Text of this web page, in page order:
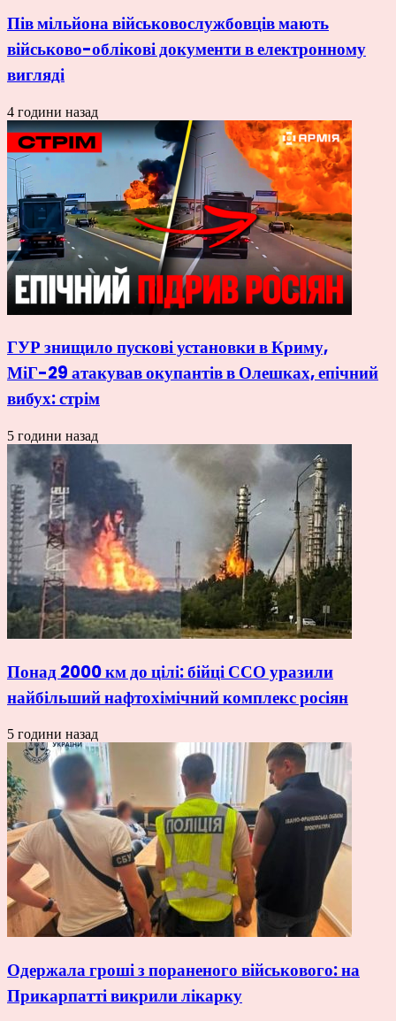
Пів мільйона військовослужбовців мають
військово-облікові документи в електронному
вигляді
4 години назад
ГУР знищило пускові установки в Криму,
МіГ-29 атакував окупантів в Олешках, епічний
вибух: стрім
5 години назад
Понад 2000 км до цілі: бійці ССО уразили
найбільший нафтохімічний комплекс росіян
5 години назад
Одержала гроші з пораненого військового: на
Прикарпатті викрили лікарку